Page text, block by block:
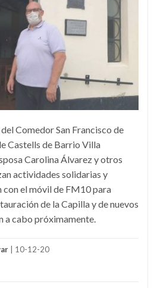
Comedor San Francisco de
Castells de Barrio Villa
Carolina Álvarez y otros
actividades solidarias y
el móvil de FM10 para
de la Capilla y de nuevos
a cabo próximamente.
| 10-12-20